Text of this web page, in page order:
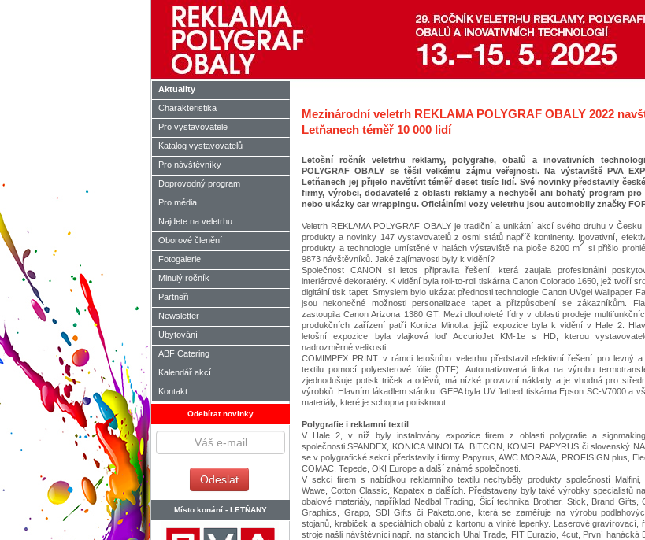
Aktuality
Charakteristika
Pro vystavovatele
Katalog vystavovatelů
Pro návštěvníky
Doprovodný program
Pro média
Najdete na veletrhu
Oborové členění
Fotogalerie
Minulý ročník
Partneři
Newsletter
Ubytování
ABF Catering
Kalendář akcí
Kontakt
Odebírat novinky
Místo konání - LETŇANY
Mezinárodní veletrh REKLAMA POLYGRAF OBALY 2022
Letňanech téměř 10 000 lidí
Letošní ročník veletrhu reklamy, polygrafie, obalů a inovativních
POLYGRAF OBALY se těšil velkému zájmu veřejnosti. Na výstaviště PVA
Letňanech jej přijelo navštívit téměř deset tisíc lidí. Své novinky představily
firmy, výrobci, dodavatelé z oblasti reklamy a nechyběl ani bohatý program pro
nebo ukázky car wrappingu. Oficiálními vozy veletrhu jsou automobily značky
Veletrh REKLAMA POLYGRAF OBALY je tradiční a unikátní akcí svého druhu v
produkty a novinky 147 vystavovatelů z osmi států napříč kontinenty. Inovativní,
produkty a technologie umístěné v halách výstaviště na ploše 8200 m2 si přišlo
9873 návštěvníků. Jaké zajímavosti byly k vidění?
Společnost CANON si letos připravila řešení, která zaujala profesionální
interiérové dekoratéry. K vidění byla roll-to-roll tiskárna Canon Colorado 1650, jež tvoří
digitální tisk tapet. Smyslem bylo ukázat přednosti technologie Canon UVgel Wallpaper
jsou nekonečné možnosti personalizace tapet a přizpůsobení se zákazníkům.
zastoupila Canon Arizona 1380 GT. Mezi dlouholeté lídry v oblasti prodeje
produkčních zařízení patří Konica Minolta, jejíž expozice byla k vidění v Hale 2.
letošní expozice byla vlajková loď AccurioJet KM-1e s HD, kterou
nadrozměrné velikosti.
COMIMPEX PRINT v rámci letošního veletrhu představil efektivní řešení pro levný
textilu pomocí polyesterové fólie (DTF). Automatizovaná linka na výrobu
zjednodušuje potisk triček a oděvů, má nízké provozní náklady a je vhodná pro
výrobků. Hlavním lákadlem stánku IGEPA byla UV flatbed tiskárna Epson SC-V7000 a
materiály, které je schopna potisknout.
Polygrafie i reklamní textil
V Hale 2, v níž byly instalovány expozice firem z oblasti polygrafie a
společnosti SPANDEX, KONICA MINOLTA, BITCON, KOMFI, PAPYRUS či slovenský
se v polygrafické sekci představily i firmy Papyrus, AWC MORAVA, PROFISIGN plus,
COMAC, Tepede, OKI Europe a další známé společnosti.
V sekci firem s nabídkou reklamního textilu nechyběly produkty společností Malfini,
Wawe, Cotton Classic, Kapatex a dalších. Představeny byly také výrobky specialistů
obalové materiály, například Nedbal Trading, Šicí technika Brother, Stick, Brand Gifts,
Graphics, Grapp, SDI Gifts či Paketo.one, která se zaměřuje na výrobu
stojanů, krabiček a speciálních obalů z kartonu a vlnité lepenky. Laserové gravírovací,
stroje našli návštěvníci např. na stáncích Uhal Trade, FIT Eurazio, 4cut, První hanácká